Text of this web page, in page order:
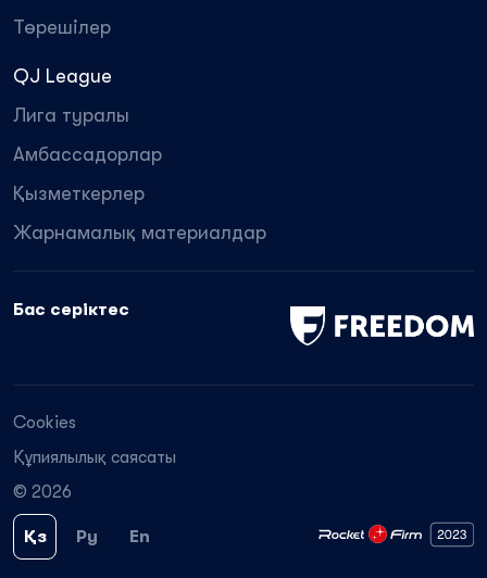
Төрешілер
QJ League
Лига туралы
Амбассадорлар
Қызметкерлер
Жарнамалық материалдар
Бас серіктес
Қз Ру En
© 2026
Cookies
Құпиялылық саясаты